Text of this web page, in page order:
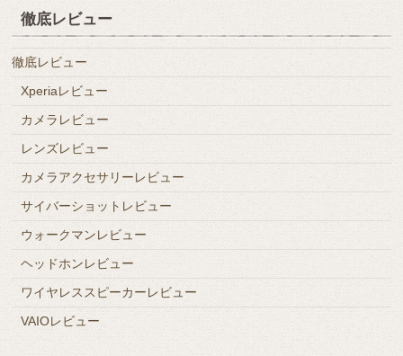
徹底レビュー
徹底レビュー
Xperiaレビュー
カメラレビュー
レンズレビュー
カメラアクセサリーレビュー
サイバーショットレビュー
ウォークマンレビュー
ヘッドホンレビュー
ワイヤレススピーカーレビュー
VAIOレビュー